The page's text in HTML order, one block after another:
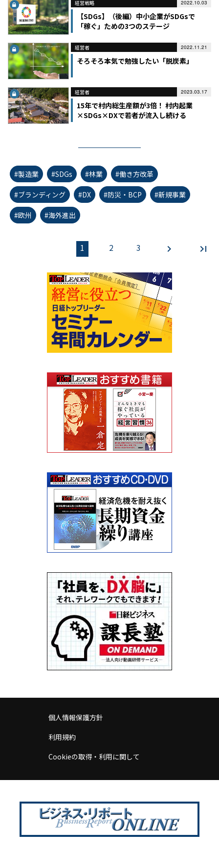
経営戦略 2022.10.03
【SDGs】（後編）中小企業がSDGsで
「稼ぐ」ための3つのステージ
経営者 2022.11.21
そろそろ本気で勉強したい「脱炭素」
経営者 2023.03.17
15年で村内総生産額が3倍！ 村内起業
×SDGs×DXで若者が流入し続ける
#製造業 #SDGs #林業 #働き方改革
#ブランディング #DX #防災・BCP #新規事業
#欧州 #海外進出
1 2 3 chevron_right last_page
個人情報保護方針
利用規約
Cookieの取得・利用に関して